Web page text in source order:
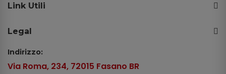
Link Utili
Legal
Indirizzo:
Via Roma, 234, 72015 Fasano BR